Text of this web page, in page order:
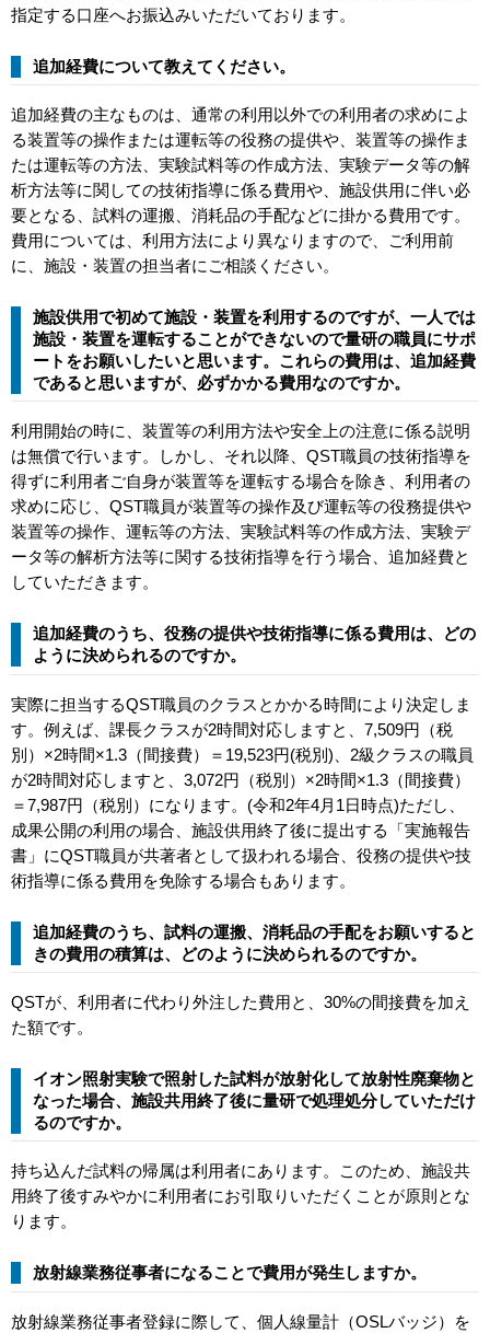
指定する口座へお振込みいただいております。
追加経費について教えてください。
追加経費の主なものは、通常の利用以外での利用者の求めによ
る装置等の操作または運転等の役務の提供や、装置等の操作ま
たは運転等の方法、実験試料等の作成方法、実験データ等の解
析方法等に関しての技術指導に係る費用や、施設供用に伴い必
要となる、試料の運搬、消耗品の手配などに掛かる費用です。
費用については、利用方法により異なりますので、ご利用前
に、施設・装置の担当者にご相談ください。
施設供用で初めて施設・装置を利用するのですが、一人では
施設・装置を運転することができないので量研の職員にサポ
ートをお願いしたいと思います。これらの費用は、追加経費
であると思いますが、必ずかかる費用なのですか。
利用開始の時に、装置等の利用方法や安全上の注意に係る説明
は無償で行います。しかし、それ以降、QST職員の技術指導を
得ずに利用者ご自身が装置等を運転する場合を除き、利用者の
求めに応じ、QST職員が装置等の操作及び運転等の役務提供や
装置等の操作、運転等の方法、実験試料等の作成方法、実験デ
ータ等の解析方法等に関する技術指導を行う場合、追加経費と
していただきます。
追加経費のうち、役務の提供や技術指導に係る費用は、どの
ように決められるのですか。
実際に担当するQST職員のクラスとかかる時間により決定しま
す。例えば、課長クラスが2時間対応しますと、7,509円（税
別）×2時間×1.3（間接費）＝19,523円(税別)、2級クラスの職員
が2時間対応しますと、3,072円（税別）×2時間×1.3（間接費）
＝7,987円（税別）になります。(令和2年4月1日時点)ただし、
成果公開の利用の場合、施設供用終了後に提出する「実施報告
書」にQST職員が共著者として扱われる場合、役務の提供や技
術指導に係る費用を免除する場合もあります。
追加経費のうち、試料の運搬、消耗品の手配をお願いすると
きの費用の積算は、どのように決められるのですか。
QSTが、利用者に代わり外注した費用と、30%の間接費を加え
た額です。
イオン照射実験で照射した試料が放射化して放射性廃棄物と
なった場合、施設共用終了後に量研で処理処分していただけ
るのですか。
持ち込んだ試料の帰属は利用者にあります。このため、施設共
用終了後すみやかに利用者にお引取りいただくことが原則とな
ります。
放射線業務従事者になることで費用が発生しますか。
放射線業務従事者登録に際して、個人線量計（OSLバッジ）を